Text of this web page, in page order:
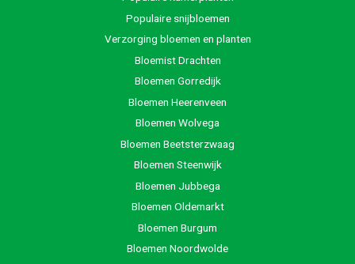
Populaire snijbloemen
Verzorging bloemen en planten
Bloemist Drachten
Bloemen Gorredijk
Bloemen Heerenveen
Bloemen Wolvega
Bloemen Beetsterzwaag
Bloemen Steenwijk
Bloemen Jubbega
Bloemen Oldemarkt
Bloemen Burgum
Bloemen Noordwolde